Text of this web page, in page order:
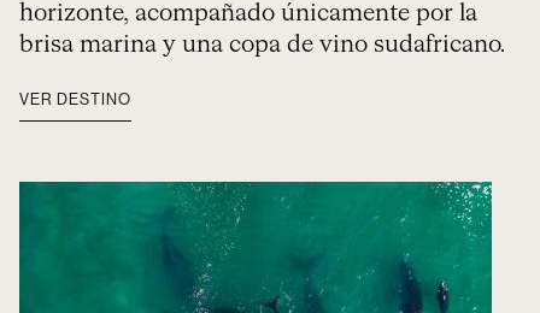
horizonte, acompañado únicamente por la
brisa marina y una copa de vino sudafricano.
VER DESTINO